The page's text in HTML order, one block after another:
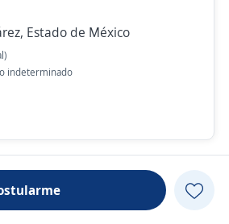
Estado de México
indeterminado